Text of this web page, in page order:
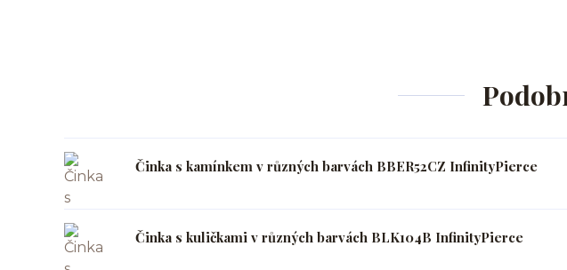
Činka s kamínkem v různých barvách BBER52CZ InfinityPierce
Činka s kuličkami v různých barvách BLK104B InfinityPierce